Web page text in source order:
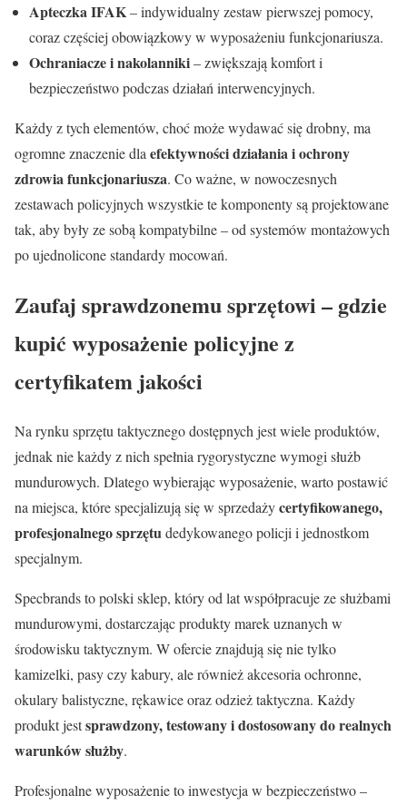
Apteczka IFAK– indywidualny zestaw pierwszej pomocy,
coraz częściej obowiązkowy w wyposażeniu funkcjonariusza.
Ochraniacze i nakolanniki– zwiększają komfort i
bezpieczeństwo podczas działań interwencyjnych.
Każdy z tych elementów, choć może wydawać się drobny, ma
ogromne znaczenie dlaefektywności działania i ochrony
zdrowia funkcjonariusza. Co ważne, w nowoczesnych
zestawach policyjnych wszystkie te komponenty są projektowane
tak, aby były ze sobą kompatybilne – od systemów montażowych
po ujednolicone standardy mocowań.
Zaufaj sprawdzonemu sprzętowi – gdzie
kupić wyposażenie policyjne z
certyfikatem jakości
Na rynku sprzętu taktycznego dostępnych jest wiele produktów,
jednak nie każdy z nich spełnia rygorystyczne wymogi służb
mundurowych. Dlatego wybierając wyposażenie, warto postawić
na miejsca, które specjalizują się w sprzedażycertyfikowanego,
profesjonalnego sprzętudedykowanego policji i jednostkom
specjalnym.
Specbrands to polski sklep, który od lat współpracuje ze służbami
mundurowymi, dostarczając produkty marek uznanych w
środowisku taktycznym. W ofercie znajdują się nie tylko
kamizelki, pasy czy kabury, ale również akcesoria ochronne,
okulary balistyczne, rękawice oraz odzież taktyczna. Każdy
produkt jestsprawdzony, testowany i dostosowany do realnych
warunków służby.
Profesjonalne wyposażenie to inwestycja w bezpieczeństwo –